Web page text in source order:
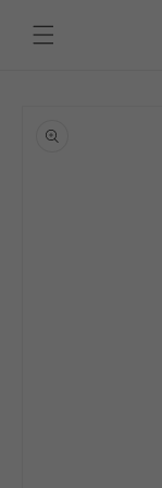
direttamente
ai contenuti
sul prodotto